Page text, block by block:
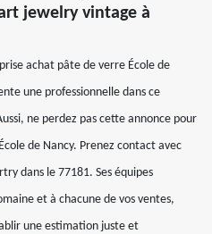
jewelry vintage à
achat pâte de verre École de
une professionnelle dans ce
ne perdez pas cette annonce pour
de Nancy. Prenez contact avec
dans le 77181. Ses équipes
et à chacune de vos ventes,
une estimation juste et